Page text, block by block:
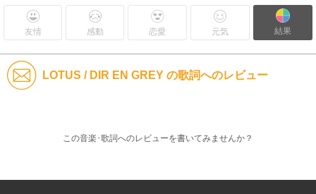
友情 感動 恋愛 元気 結果
LOTUS / DIR EN GREY の歌詞へのレビュー
この音楽･歌詞へのレビューを書いてみませんか？